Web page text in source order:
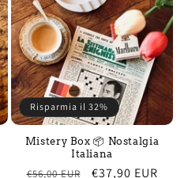
Risparmia il 32%
Mistery Box 📦 Nostalgia
Italiana
Prezzo
€56,00 EUR
Prezzo
€37,90 EUR